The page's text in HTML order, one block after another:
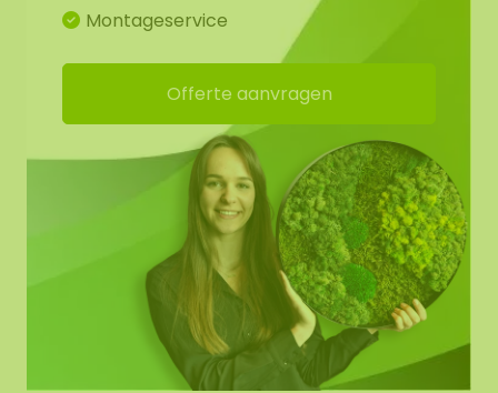
Één mosdot van diameter 100 cm heeft een
gewicht van +/- 10-15 KG. Ook kunnen we
optioneel een akoestische plaat (AkMOStico) in
het mosschilderij verwerken voor een optimale
geluidsabsorptie. Dit zorgt voor 15% meer
geluidsopname! De dots hebben ophangogen,
zodat u hem zelf eenvoudig kunt ophangen.
Werktekening mosdots:
Voor het mooiste eindresultaat hebben we voor u
een werktekening gemaakt zodat het
mospatroon doorloopt van vorm naar vorm. U
Montageservice
Offerte aanvragen